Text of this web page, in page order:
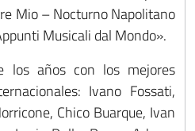
Mio – Nocturno Napolitano
Musicali dal Mondo».
los años con los mejores
Ivano Fossati,
Chico Buarque, Ivan